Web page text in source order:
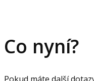
Co nyní?